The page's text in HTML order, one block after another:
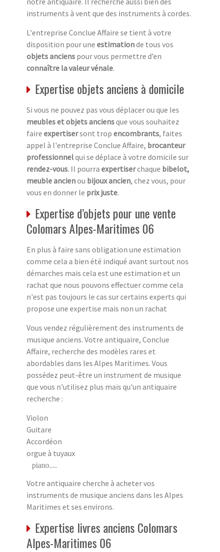
instruments à vent que des instruments à cordes.
L'entreprise Conclue Affaire se tient à votre
disposition pour une estimationde tous vos
objets anciens pour vous permettre d’en
connaître la valeur vénale.
Expertise objets anciens à domicile
Si vous ne pouvez pas vous déplacer ou que les
meubles et objets anciensque vous souhaitez
faire expertisersont trop encombrants, faites
appel à l'entreprise Conclue Affaire, brocanteur
professionnelqui se déplace à votre domicile sur
rendez-vous. Il pourra expertiserchaque bibelot,
meuble ancienou bijoux ancien, chez vous, pour
vous en donner le prix juste.
Expertise d’objets pour une vente
Colomars Alpes-Maritimes 06
En plus à faire sans obligation une estimation
comme cela a bien été indiqué avant surtout nos
démarches mais cela est une estimation et un
rachat que nous pouvons effectuer comme cela
n'est pas toujours le cas sur certains experts qui
propose une expertise mais non un rachat
Vous vendez régulièrement des instruments de
musique anciens. Votre antiquaire, Conclue
Affaire, recherche des modèles rares et
abordables dans les Alpes Maritimes. Vous
possédez peut-être un instrument de musique
que vous n'utilisez plus mais qu'un antiquaire
recherche :
Violon
Guitare
Accordéon
orgue à tuyaux
piano....
Votre antiquaire cherche à acheter vos
instruments de musique anciens dans les Alpes
Maritimes et ses environs.
Expertise livres anciens Colomars
Alpes-Maritimes 06